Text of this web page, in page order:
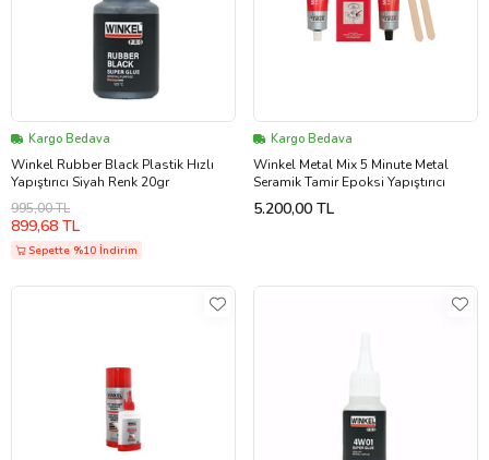
Kargo Bedava
Winkel Rubber Black Plastik Hızlı
Yapıştırıcı Siyah Renk 20gr
995,00 TL
899,68 TL
Sepette %10 İndirim
Kargo Bedava
Winkel Metal Mix 5 Minute Metal
Seramik Tamir Epoksi Yapıştırıcı
5.200,00 TL